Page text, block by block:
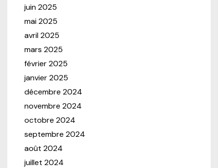
juin 2025
mai 2025
avril 2025
mars 2025
février 2025
janvier 2025
décembre 2024
novembre 2024
octobre 2024
septembre 2024
août 2024
juillet 2024